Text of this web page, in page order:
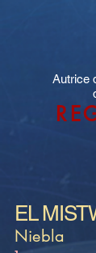
Autrice
EL
Niebla